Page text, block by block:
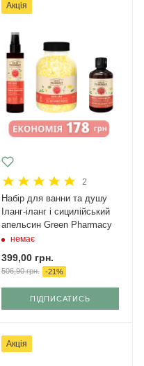
Акція
2
Набір для ванни та душу
Іланг-іланг і сицилійський
апельсин Green Pharmacy
немає
399,00грн.
506,90грн. -21%
ПІДПИСАТИСЬ
Акція